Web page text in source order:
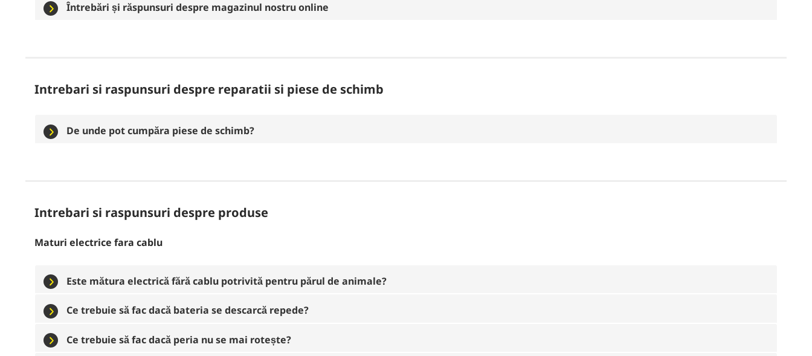
Întrebări și răspunsuri despre magazinul nostru online
Intrebari si raspunsuri despre reparatii si piese de schimb
De unde pot cumpăra piese de schimb?
Intrebari si raspunsuri despre produse
Maturi electrice fara cablu
Este mătura electrică fără cablu potrivită pentru părul de animale?
Ce trebuie să fac dacă bateria se descarcă repede?
Ce trebuie să fac dacă peria nu se mai rotește?